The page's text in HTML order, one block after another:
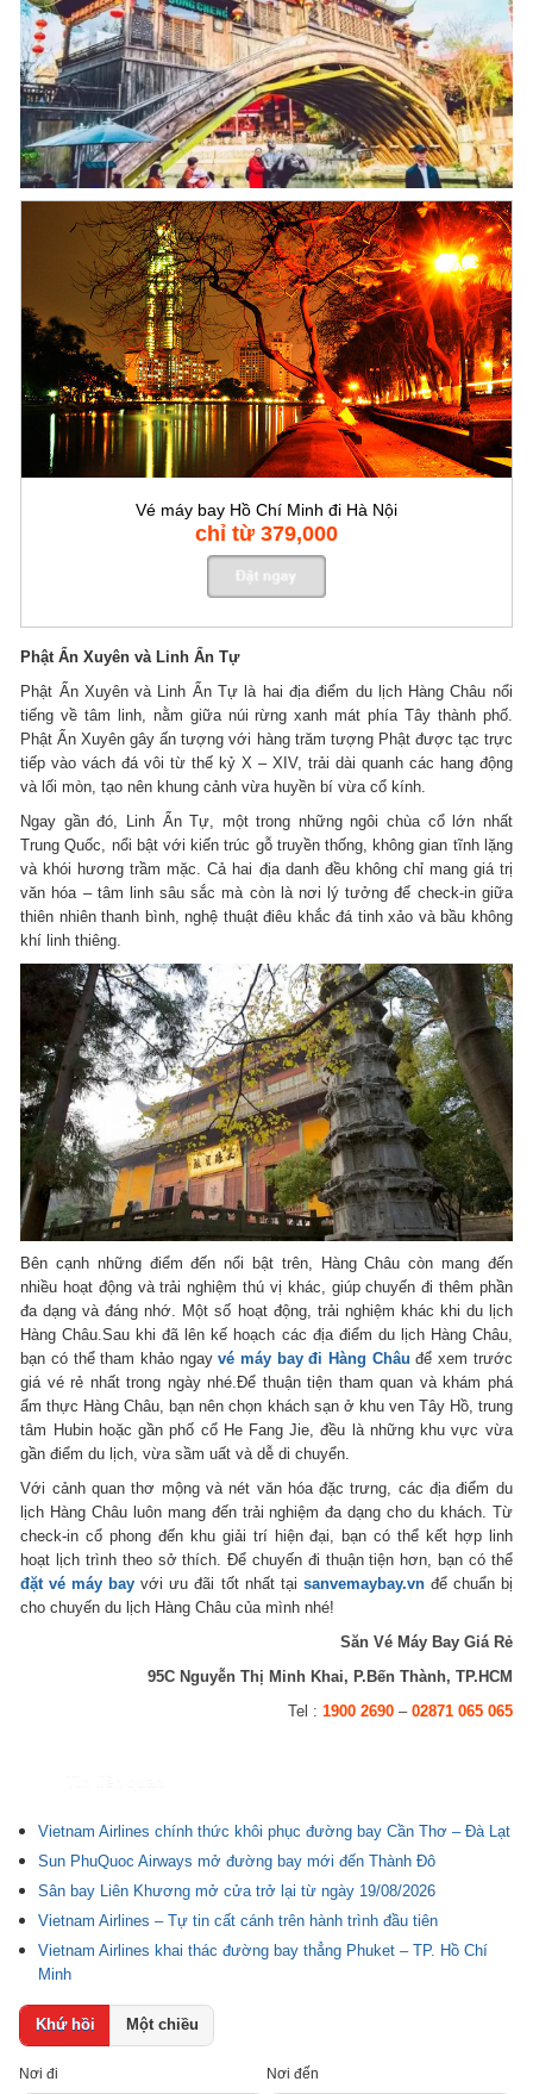
Vé máy bay Hồ Chí Minh đi Hà Nội
chỉ từ 379,000
Phật Ẩn Xuyên và Linh Ẩn Tự
Phật Ẩn Xuyên và Linh Ẩn Tự là hai địa điểm du lịch Hàng Châu nổi
tiếng về tâm linh, nằm giữa núi rừng xanh mát phía Tây thành phố.
Phật Ẩn Xuyên gây ấn tượng với hàng trăm tượng Phật được tạc trực
tiếp vào vách đá vôi từ thế kỷ X – XIV, trải dài quanh các hang động
và lối mòn, tạo nên khung cảnh vừa huyền bí vừa cổ kính.
Ngay gần đó, Linh Ẩn Tự, một trong những ngôi chùa cổ lớn nhất
Trung Quốc, nổi bật với kiến trúc gỗ truyền thống, không gian tĩnh lặng
và khói hương trầm mặc. Cả hai địa danh đều không chỉ mang giá trị
văn hóa – tâm linh sâu sắc mà còn là nơi lý tưởng để check-in giữa
thiên nhiên thanh bình, nghệ thuật điêu khắc đá tinh xảo và bầu không
khí linh thiêng.
Bên cạnh những điểm đến nổi bật trên, Hàng Châu còn mang đến
nhiều hoạt động và trải nghiệm thú vị khác, giúp chuyến đi thêm phần
đa dạng và đáng nhớ. Một số hoạt động, trải nghiệm khác khi du lịch
Hàng Châu.Sau khi đã lên kế hoạch các địa điểm du lịch Hàng Châu,
bạn có thể tham khảo ngayvé máy bay đi Hàng Châu để xem trước
giá vé rẻ nhất trong ngày nhé.Để thuận tiện tham quan và khám phá
ẩm thực Hàng Châu, bạn nên chọn khách sạn ở khu ven Tây Hồ, trung
tâm Hubin hoặc gần phố cổ He Fang Jie, đều là những khu vực vừa
gần điểm du lịch, vừa sầm uất và dễ di chuyển.
Với cảnh quan thơ mộng và nét văn hóa đặc trưng, các địa điểm du
lịch Hàng Châu luôn mang đến trải nghiệm đa dạng cho du khách. Từ
check-in cổ phong đến khu giải trí hiện đại, bạn có thể kết hợp linh
hoạt lịch trình theo sở thích. Để chuyến đi thuận tiện hơn, bạn có thể
đặt vé máy bay với ưu đãi tốt nhất tại sanvemaybay.vnđể chuẩn bị
cho chuyến du lịch Hàng Châu của mình nhé!
Săn Vé Máy Bay Giá Rẻ
95C Nguyễn Thị Minh Khai, P.Bến Thành, TP.HCM
Tel : 1900 2690– 02871 065 065
Vietnam Airlines chính thức khôi phục đường bay Cần Thơ – Đà Lạt
Sun PhuQuoc Airways mở đường bay mới đến Thành Đô
Sân bay Liên Khương mở cửa trở lại từ ngày 19/08/2026
Vietnam Airlines – Tự tin cất cánh trên hành trình đầu tiên
Vietnam Airlines khai thác đường bay thẳng Phuket – TP. Hồ Chí
Minh
Khứ hồi Một chiều
Nơi đi Nơi đến